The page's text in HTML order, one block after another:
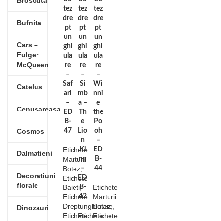
Bufnita
Cars –
Fulger
McQueen
Catelus
Cenusareasa
Cosmos
Dalmatieni
Decoratiuni
florale
Dinozauri
tez
dre
pt
un
ghi
ula
re
–
Saf
ari
–
ED
B-
47
Etichete
Marturii
Botez,
Etichete
Baieti,
Etichete
Dreptunghiulare
Etichete
tez
dre
pt
un
ghi
ula
re
–
Si
mb
a –
Th
e
Lio
n
Ki
ng
–
ED
B-
42
Etichete
tez
dre
pt
un
ghi
ula
re
–
Wi
nni
e
the
Po
oh
–
ED
B-
44
Etichete
Marturii
Botez,
Etichete